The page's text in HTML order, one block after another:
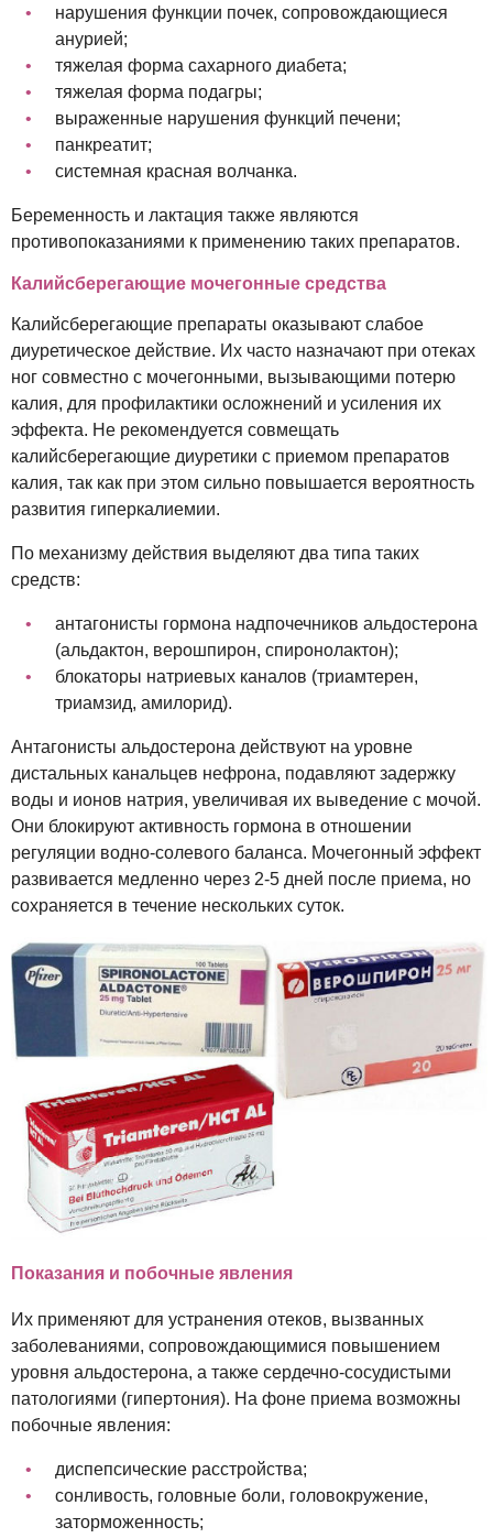
нарушения функции почек, сопровождающиеся
анурией;
тяжелая форма сахарного диабета;
тяжелая форма подагры;
выраженные нарушения функций печени;
панкреатит;
системная красная волчанка.
Беременность и лактация также являются
противопоказаниями к применению таких препаратов.
Калийсберегающие мочегонные средства
Калийсберегающие препараты оказывают слабое
диуретическое действие. Их часто назначают при отеках
ног совместно с мочегонными, вызывающими потерю
калия, для профилактики осложнений и усиления их
эффекта. Не рекомендуется совмещать
калийсберегающие диуретики с приемом препаратов
калия, так как при этом сильно повышается вероятность
развития гиперкалиемии.
По механизму действия выделяют два типа таких
средств:
антагонисты гормона надпочечников альдостерона
(альдактон, верошпирон, спиронолактон);
блокаторы натриевых каналов (триамтерен,
триамзид, амилорид).
Антагонисты альдостерона действуют на уровне
дистальных канальцев нефрона, подавляют задержку
воды и ионов натрия, увеличивая их выведение с мочой.
Они блокируют активность гормона в отношении
регуляции водно-солевого баланса. Мочегонный эффект
развивается медленно через 2-5 дней после приема, но
сохраняется в течение нескольких суток.
Показания и побочные явления
Их применяют для устранения отеков, вызванных
заболеваниями, сопровождающимися повышением
уровня альдостерона, а также сердечно-сосудистыми
патологиями (гипертония). На фоне приема возможны
побочные явления:
диспепсические расстройства;
сонливость, головные боли, головокружение,
заторможенность;